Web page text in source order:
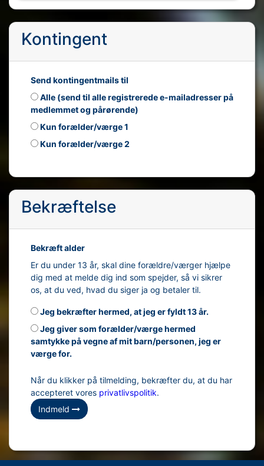
Kontingent
Send kontingentmails til
Alle (send til alle registrerede e-mailadresser på
medlemmet og pårørende)
Kun forælder/værge 1
Kun forælder/værge 2
Bekræftelse
Bekræft alder
Er du under 13 år, skal dine forældre/værger hjælpe
dig med at melde dig ind som spejder, så vi sikrer
os, at du ved, hvad du siger ja og betaler til.
Jeg bekræfter hermed, at jeg er fyldt 13 år.
Jeg giver som forælder/værge hermed
samtykke på vegne af mit barn/personen, jeg er
værge for.
Når du klikker på tilmelding, bekræfter du, at du har
accepteret vores privatlivspolitik.
Indmeld